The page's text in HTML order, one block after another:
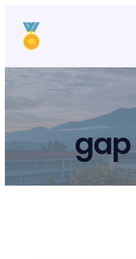
gap